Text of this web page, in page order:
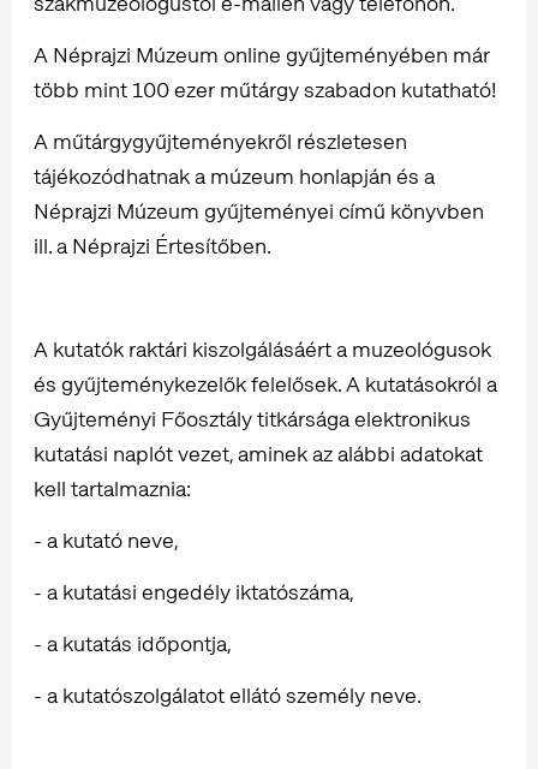
A Néprajzi Múzeum online gyűjteményében már
több mint 100 ezer műtárgy szabadon kutatható!
A műtárgygyűjteményekről részletesen
tájékozódhatnak a múzeum honlapján és a
Néprajzi Múzeum gyűjteményei című könyvben
ill. a Néprajzi Értesítőben.
A kutatók raktári kiszolgálásáért a muzeológusok
és gyűjteménykezelők felelősek. A kutatásokról a
Gyűjteményi Főosztály titkársága elektronikus
kutatási naplót vezet, aminek az alábbi adatokat
kell tartalmaznia:
- a kutató neve,
- a kutatási engedély iktatószáma,
- a kutatás időpontja,
- a kutatószolgálatot ellátó személy neve.